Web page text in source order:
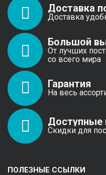
Доставка
Доставка
Большой
От лучших
со всего мира
Гарантия
На весь
Доступные
Скидки для
ПОЛЕЗНЫЕ ССЫЛКИ